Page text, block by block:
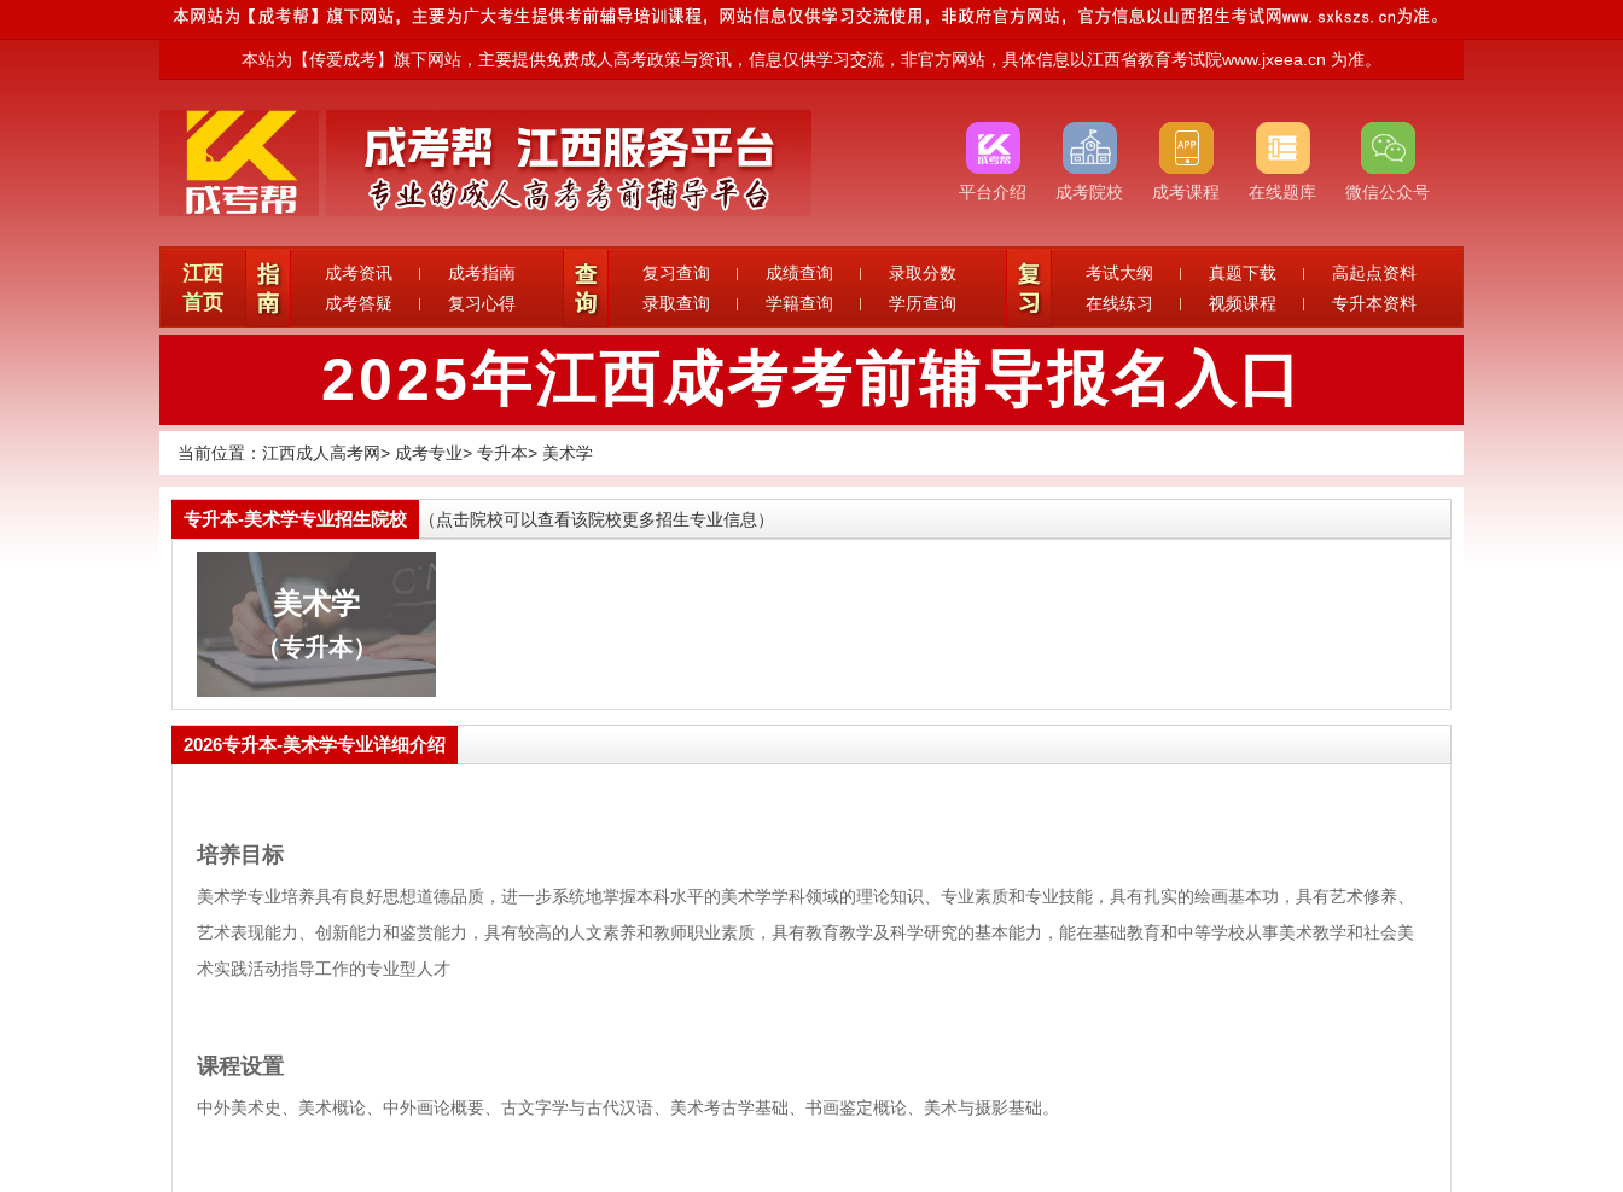
本站为【传爱成考】旗下网站，主要提供免费成人高考政策与资讯，信息仅供学习交流，非官方网站，具体信息以江西省教育考试院www.jxeea.cn 为准。
平台介绍 成考院校 成考课程 在线题库 微信公众号
江西
首页
成考资讯
成考指南
成考答疑
复习心得
复习查询 成绩查询
录取分数
录取查询
学籍查询 学历查询
考试大纲 真题下载
高起点资料
在线练习
视频课程 专升本资料
2025年江西成考考前辅导报名入口
当前位置： 江西成人高考网> 成考专业> 专升本> 美术学
专升本-美术学专业招生院校 （点击院校可以查看该院校更多招生专业信息）
美术学
（专升本）
2026专升本-美术学专业详细介绍
培养目标
美术学专业培养具有良好思想道德品质，进一步系统地掌握本科水平的美术学学科领域的理论知识、专业素质和专业技能，具有扎实的绘画基本功，具有艺术修养、
艺术表现能力、创新能力和鉴赏能力，具有较高的人文素养和教师职业素质，具有教育教学及科学研究的基本能力，能在基础教育和中等学校从事美术教学和社会美
术实践活动指导工作的专业型人才
课程设置
中外美术史、美术概论、中外画论概要、古文字学与古代汉语、美术考古学基础、书画鉴定概论、美术与摄影基础。